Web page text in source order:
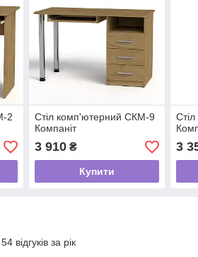
2
Стіл комп'ютерний СКМ-9
Компаніт
3 910₴
Купити
3
відгуків за рік